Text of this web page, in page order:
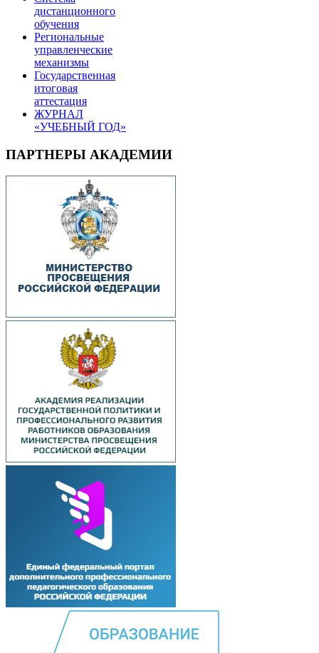
дистанционного
обучения
Региональные
управленческие
механизмы
Государственная
итоговая
аттестация
ЖУРНАЛ
«УЧЕБНЫЙ ГОД»
ПАРТНЕРЫ АКАДЕМИИ